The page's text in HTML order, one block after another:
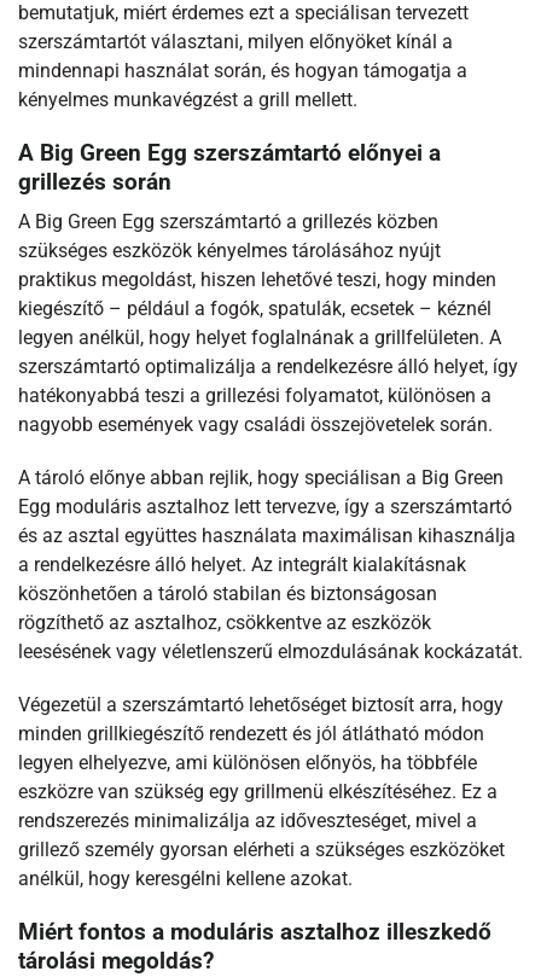
bemutatjuk, miért érdemes ezt a speciálisan tervezett
szerszámtartót választani, milyen előnyöket kínál a
mindennapi használat során, és hogyan támogatja a
kényelmes munkavégzést a grill mellett.
A Big Green Egg szerszámtartó előnyei a
grillezés során
A Big Green Egg szerszámtartó a grillezés közben
szükséges eszközök kényelmes tárolásához nyújt
praktikus megoldást, hiszen lehetővé teszi, hogy minden
kiegészítő – például a fogók, spatulák, ecsetek – kéznél
legyen anélkül, hogy helyet foglalnának a grillfelületen. A
szerszámtartó optimalizálja a rendelkezésre álló helyet, így
hatékonyabbá teszi a grillezési folyamatot, különösen a
nagyobb események vagy családi összejövetelek során.
A tároló előnye abban rejlik, hogy speciálisan a Big Green
Egg moduláris asztalhoz lett tervezve, így a szerszámtartó
és az asztal együttes használata maximálisan kihasználja
a rendelkezésre álló helyet. Az integrált kialakításnak
köszönhetően a tároló stabilan és biztonságosan
rögzíthető az asztalhoz, csökkentve az eszközök
leesésének vagy véletlenszerű elmozdulásának kockázatát.
Végezetül a szerszámtartó lehetőséget biztosít arra, hogy
minden grillkiegészítő rendezett és jól átlátható módon
legyen elhelyezve, ami különösen előnyös, ha többféle
eszközre van szükség egy grillmenü elkészítéséhez. Ez a
rendszerezés minimalizálja az időveszteséget, mivel a
grillező személy gyorsan elérheti a szükséges eszközöket
anélkül, hogy keresgélni kellene azokat.
Miért fontos a moduláris asztalhoz illeszkedő
tárolási megoldás?